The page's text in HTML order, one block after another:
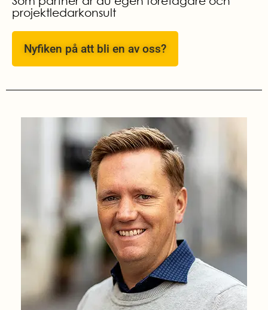
projektledarkonsult
Nyfiken på att bli en av oss?